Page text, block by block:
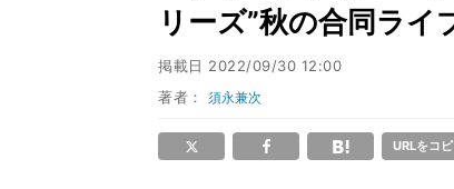
リーズ”秋の合同ライ
掲載日 2022/09/30 12:00
著者：須永兼次
URLをコ